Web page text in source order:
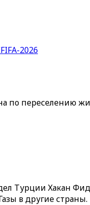
FIFA-2026
по переселению
Турции Хакан
в другие страны.